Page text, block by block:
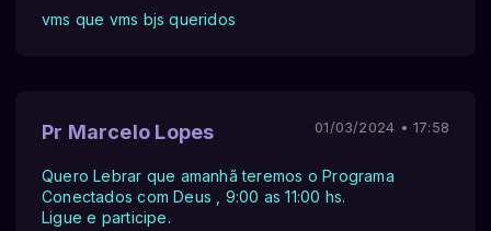
vms que vms bjs queridos
Pr Marcelo Lopes 01/03/2024 • 17:58
Quero Lebrar que amanhã teremos o Programa
Conectados com Deus , 9:00 as 11:00 hs.
Ligue e participe.